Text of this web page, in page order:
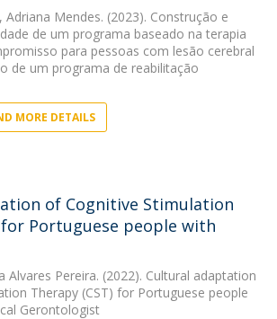
Adriana Mendes. (2023). Construção e
de um programa baseado na terapia
para pessoas com lesão cerebral
de um programa de reabilitação
MORE DETAILS
of Cognitive Stimulation
for Portuguese people with
Alvares Pereira. (2022). Cultural adaptation
Therapy (CST) for Portuguese people
Gerontologist